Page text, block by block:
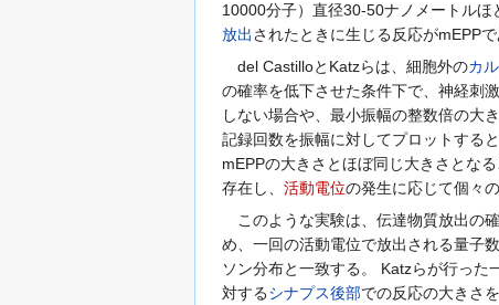
10000分子）直径30-50ナノメートルほ
放出されたときに生じる反応がmEPPで
del CastilloとKatzらは、細胞外のカ
の確率を低下させた条件下で、神経刺
しない場合や、最小振幅の整数倍の大
記録回数を振幅に対してプロットすると
mEPPの大きさとほぼ同じ大きさとな
存在し、 活動電位の発生に応じて個々
このような実験は、伝達物質放出の
め、一回の活動電位で放出される量子
ソン分布と一致する。 Katzらが行った
対するシナプス後部での反応の大きさ